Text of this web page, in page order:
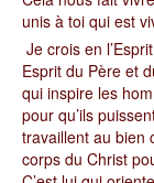
unis à toi qui est
Je crois en
Esprit du Père et
qui inspire les
pour qu’ils
travaillent au bien
corps du Christ